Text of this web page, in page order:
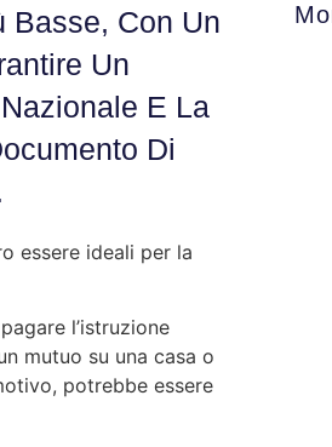
Basse, Con Un
Un
E La
Di
essere ideali per la
l’istruzione
mutuo su una casa o
potrebbe essere